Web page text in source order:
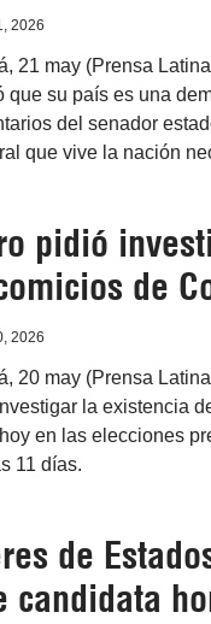
2026
21 may (Prensa
que su país es una
del senador
que vive la nación
pidió
de
2026
20 may (Prensa
la existencia
en las elecciones
11 días.
de
candidata